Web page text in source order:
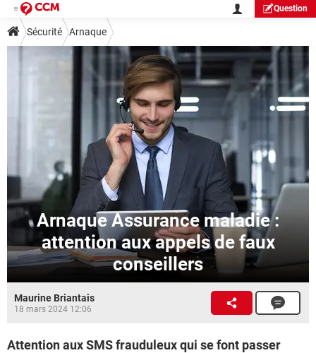
Question
Sécurité Arnaque
Arnaque Assurance maladie :
attention aux appels de faux
conseillers
Maurine Briantais
18 mars 2024 12:06
Attention aux SMS frauduleux qui se font passer